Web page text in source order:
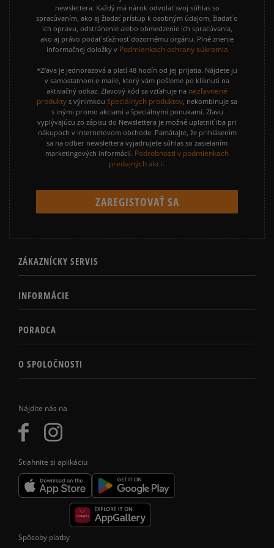
Nájdite nás na
Stiahnite si aplikáciu
newslettera. Každý má nárok odvolať svoj súhlas so
spracúvaním, ako aj žiadať prístup k osobným údajom, žiadať o
ich opravu, odstránenie alebo obmedzenie ich spracúvania,
ako aj právo podať sťažnosť dozornému orgánu. Plné znenie
informačnej doložky v Podmienkach ochrany súkromia
*Zľava je jednorazová a platí 48 hodín od jej prijatia. Nájdete ju
v samostatnom e-maile, ktorý vám pošleme po kliknutí na
aktivačný odkaz. Zľavový kód sa vzťahuje na nezľavnené
produkty s výnimkou špeciálnych produktov, nekombinuje sa
s inými promo akciami a špeciálnymi ponukami. Zľavu
vyplývajúcu zo zápisu do Newslettera je možné uplatniť iba pri
nákupoch v internetovom obchode. Pamätajte, že prihlásením
sa na odber newslettera vyjadrujete súhlas so zasielaním
marketingových informácií. Podrobnosti v podmienkach
predajných akcií.
ZÁKAZNÍCKY SERVIS
INFORMÁCIE
PORADCA
O SPOLOČNOSTI
Spôsoby platby